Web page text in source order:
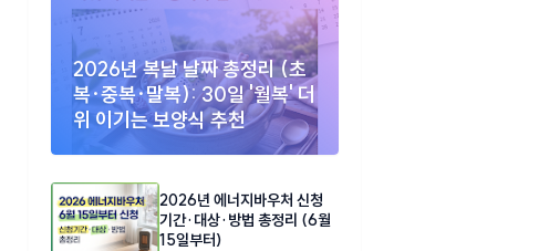
2026년 복날 날짜 총정리 (초
복·중복·말복): 30일 '월복' 더
위 이기는 보양식 추천
2026년 에너지바우처 신청
기간·대상·방법 총정리 (6월
15일부터)